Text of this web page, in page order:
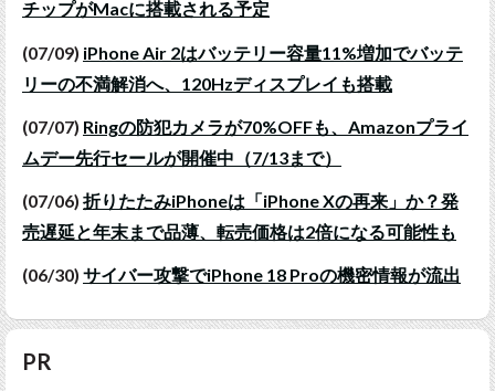
チップがMacに搭載される予定
(07/09) iPhone Air 2はバッテリー容量11%増加でバッテ
リーの不満解消へ、120Hzディスプレイも搭載
(07/07) Ringの防犯カメラが70%OFFも、Amazonプライ
ムデー先行セールが開催中（7/13まで）
(07/06) 折りたたみiPhoneは「iPhone Xの再来」か？発
売遅延と年末まで品薄、転売価格は2倍になる可能性も
(06/30) サイバー攻撃でiPhone 18 Proの機密情報が流出
PR